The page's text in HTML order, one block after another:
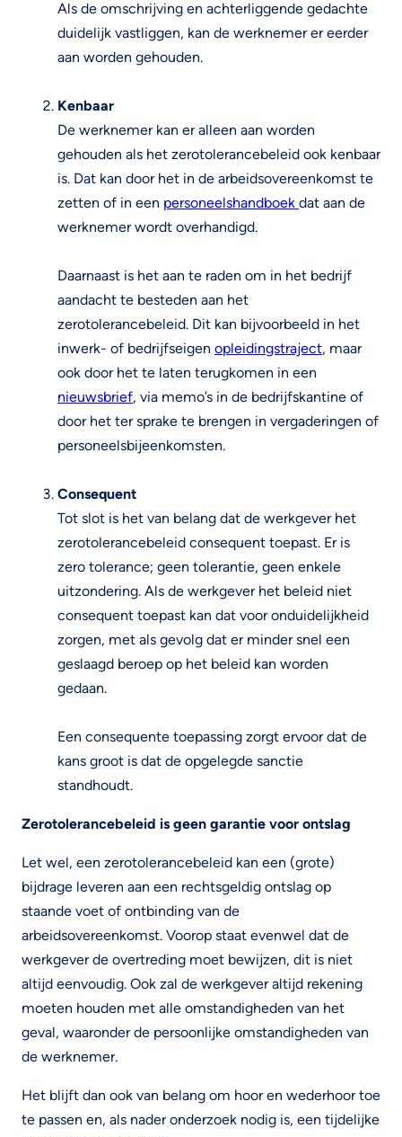
Als de omschrijving en achterliggende gedachte
duidelijk vastliggen, kan de werknemer er eerder
aan worden gehouden.
Kenbaar
De werknemer kan er alleen aan worden
gehouden als het zerotolerancebeleid ook kenbaar
is. Dat kan door het in de arbeidsovereenkomst te
zetten of in een personeelshandboek dat aan de
werknemer wordt overhandigd.
Daarnaast is het aan te raden om in het bedrijf
aandacht te besteden aan het
zerotolerancebeleid. Dit kan bijvoorbeeld in het
inwerk- of bedrijfseigen opleidingstraject, maar
ook door het te laten terugkomen in een
nieuwsbrief, via memo’s in de bedrijfskantine of
door het ter sprake te brengen in vergaderingen of
personeelsbijeenkomsten.
Consequent
Tot slot is het van belang dat de werkgever het
zerotolerancebeleid consequent toepast. Er is
zero tolerance; geen tolerantie, geen enkele
uitzondering. Als de werkgever het beleid niet
consequent toepast kan dat voor onduidelijkheid
zorgen, met als gevolg dat er minder snel een
geslaagd beroep op het beleid kan worden
gedaan.
Een consequente toepassing zorgt ervoor dat de
kans groot is dat de opgelegde sanctie
standhoudt.
Zerotolerancebeleid is geen garantie voor ontslag
Let wel, een zerotolerancebeleid kan een (grote)
bijdrage leveren aan een rechtsgeldig ontslag op
staande voet of ontbinding van de
arbeidsovereenkomst. Voorop staat evenwel dat de
werkgever de overtreding moet bewijzen, dit is niet
altijd eenvoudig. Ook zal de werkgever altijd rekening
moeten houden met alle omstandigheden van het
geval, waaronder de persoonlijke omstandigheden van
de werknemer.
Het blijft dan ook van belang om hoor en wederhoor toe
te passen en, als nader onderzoek nodig is, een tijdelijke